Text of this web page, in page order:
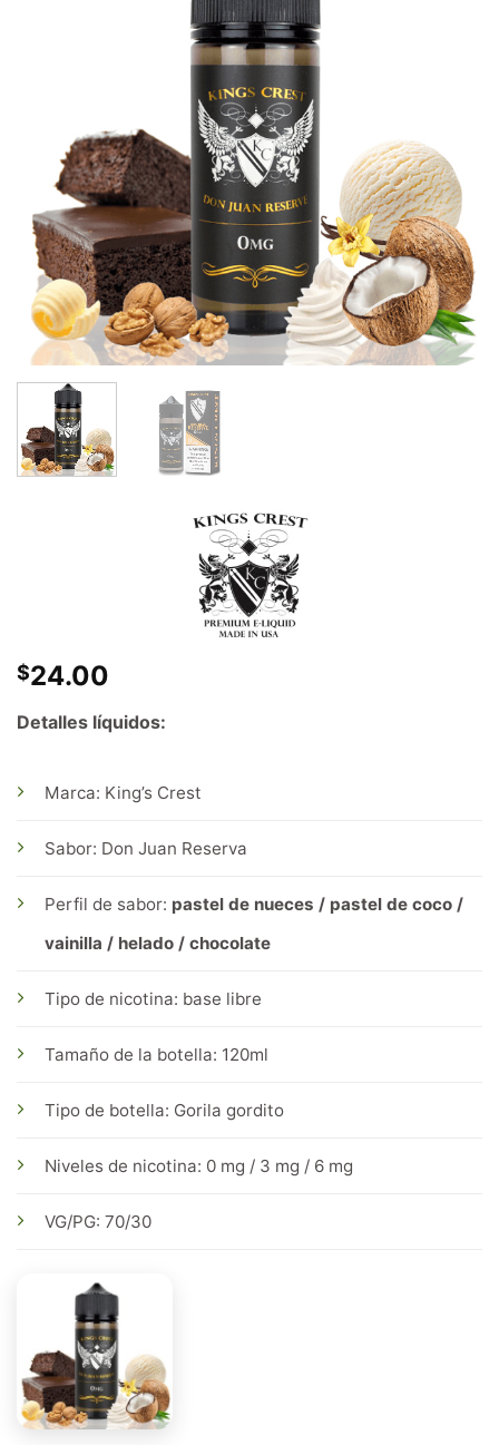
$24.00
Detalles líquidos:
Marca: King’s Crest
Sabor: Don Juan Reserva
Perfil de sabor: pastel de nueces / pastel de coco /
vainilla / helado / chocolate
Tipo de nicotina: base libre
Tamaño de la botella: 120ml
Tipo de botella: Gorila gordito
Niveles de nicotina: 0 mg / 3 mg / 6 mg
VG/PG: 70/30